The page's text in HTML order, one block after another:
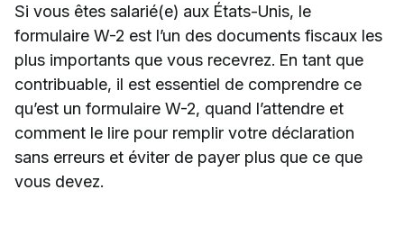
Si vous êtes salarié(e) aux États-Unis, le
formulaire W-2 est l’un des documents fiscaux les
plus importants que vous recevrez. En tant que
contribuable, il est essentiel de comprendre ce
qu’est un formulaire W-2, quand l’attendre et
comment le lire pour remplir votre déclaration
sans erreurs et éviter de payer plus que ce que
vous devez.